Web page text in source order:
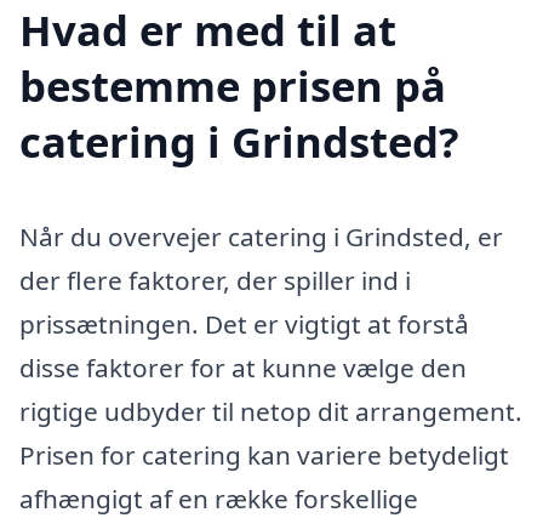
Hvad er med til at
bestemme prisen på
catering i Grindsted?
Når du overvejer catering i Grindsted, er
der flere faktorer, der spiller ind i
prissætningen. Det er vigtigt at forstå
disse faktorer for at kunne vælge den
rigtige udbyder til netop dit arrangement.
Prisen for catering kan variere betydeligt
afhængigt af en række forskellige